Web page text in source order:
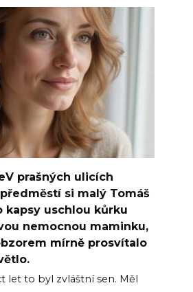
prašných ulicích
si malý Tomáš
kapsy uschlou kůrku
nemocnou maminku,
mírně prosvítalo
let to byl zvláštní sen. Měl